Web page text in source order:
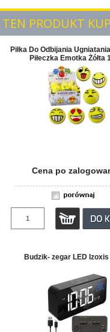
PRODUKT
Piłka Do Odbijania
Piłeczka Emotka Żółta
Cena po
Budzik- zegar LED